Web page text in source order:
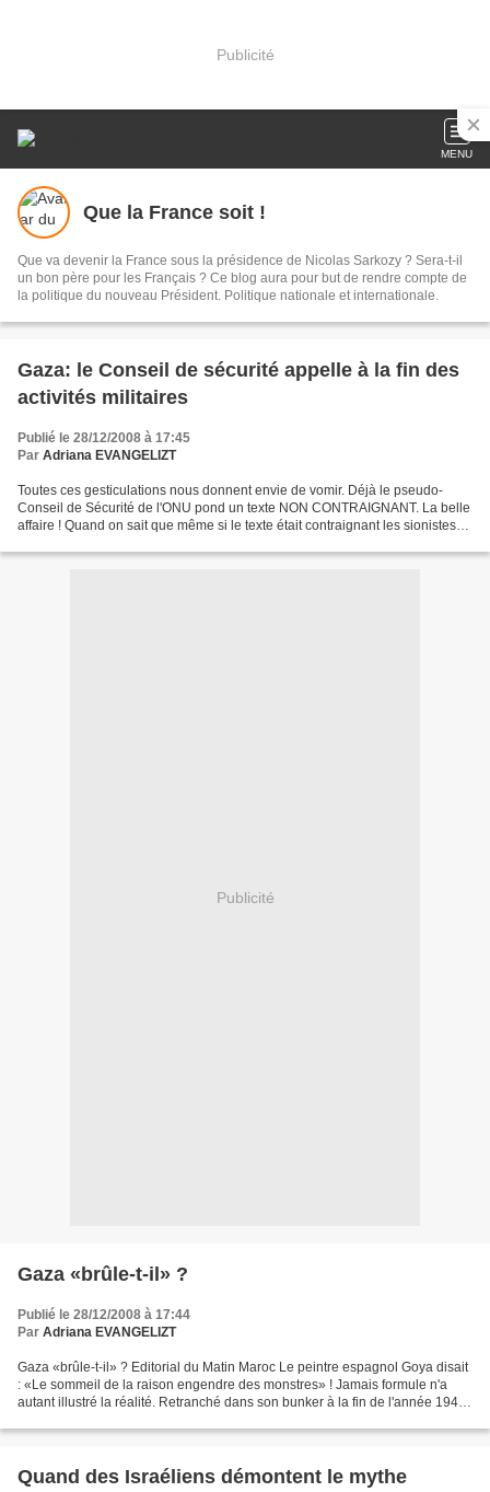
Publicité
MENU
Que la France soit !
Que va devenir la France sous la présidence de Nicolas Sarkozy ? Sera-t-il
un bon père pour les Français ? Ce blog aura pour but de rendre compte de
la politique du nouveau Président. Politique nationale et internationale.
Gaza: le Conseil de sécurité appelle à la fin des
activités militaires
Publié le 28/12/2008 à 17:45
Par Adriana EVANGELIZT
Toutes ces gesticulations nous donnent envie de vomir. Déjà le pseudo-
Conseil de Sécurité de l'ONU pond un texte NON CONTRAIGNANT. La belle
affaire ! Quand on sait que même si le texte était contraignant les sionistes
Publicité
Gaza «brûle-t-il» ?
Publié le 28/12/2008 à 17:44
Par Adriana EVANGELIZT
Gaza «brûle-t-il» ? Editorial du Matin Maroc Le peintre espagnol Goya disait
: «Le sommeil de la raison engendre des monstres» ! Jamais formule n'a
autant illustré la réalité. Retranché dans son bunker à la fin de l'année 1945
Quand des Israéliens démontent le mythe